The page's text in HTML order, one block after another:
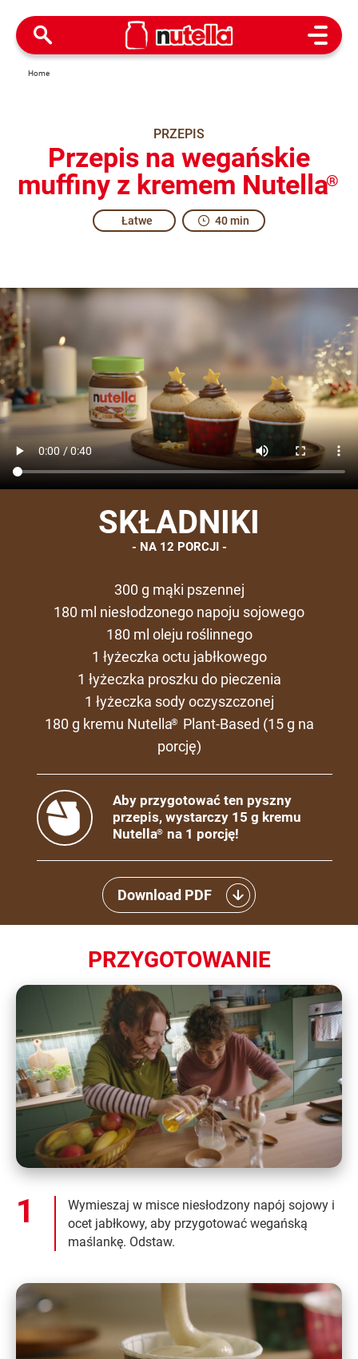
Open
Home
PRZEPIS
Przepis na wegańskie
muffiny z kremem Nutella®
Łatwe 40 min
SKŁADNIKI
NA 12 PORCJI
300 g mąki pszennej
180 ml niesłodzonego napoju sojowego
180 ml oleju roślinnego
1 łyżeczka octu jabłkowego
1 łyżeczka proszku do pieczenia
1 łyżeczka sody oczyszczonej
180 g kremu Nutella®
Plant-Based (15 g na
porcję)
Aby przygotować ten pyszny
przepis, wystarczy 15 g kremu
Nutella® na 1 porcję!
Download PDF
PRZYGOTOWANIE
Wymieszaj w misce niesłodzony napój sojowy i
ocet jabłkowy, aby przygotować wegańską
maślankę. Odstaw.